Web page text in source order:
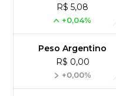
R$ 5,08
+0,04%
Peso Argentino
R$ 0,00
+0,00%